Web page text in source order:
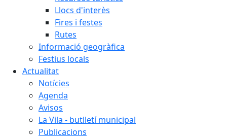
Llocs d'interès
Fires i festes
Rutes
Informació geogràfica
Festius locals
Actualitat
Notícies
Agenda
Avisos
La Vila - butlletí municipal
Publicacions